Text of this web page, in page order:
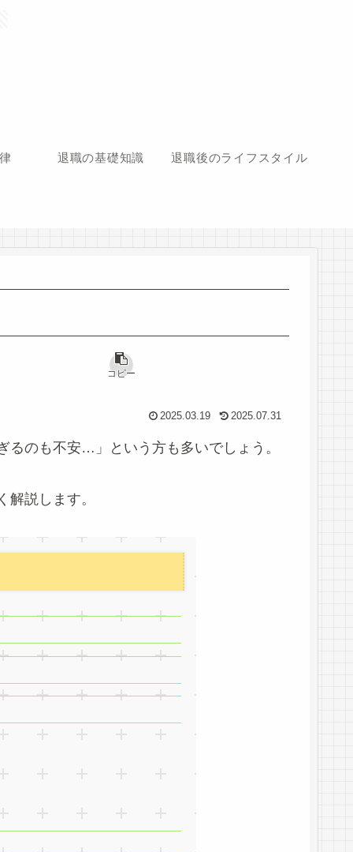
退職の基礎知識 退職後のライフスタイル
コピー
2025.03.19 2025.07.31
るのも不安…」という方も多いでしょう。
説します。